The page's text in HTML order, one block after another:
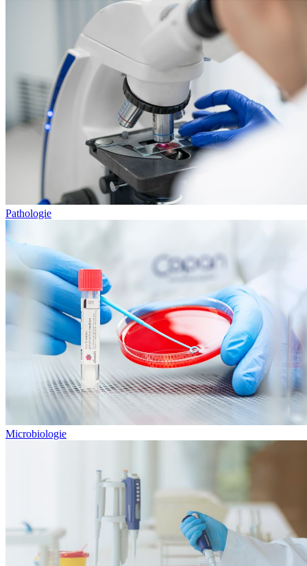
Pathologie
Microbiologie